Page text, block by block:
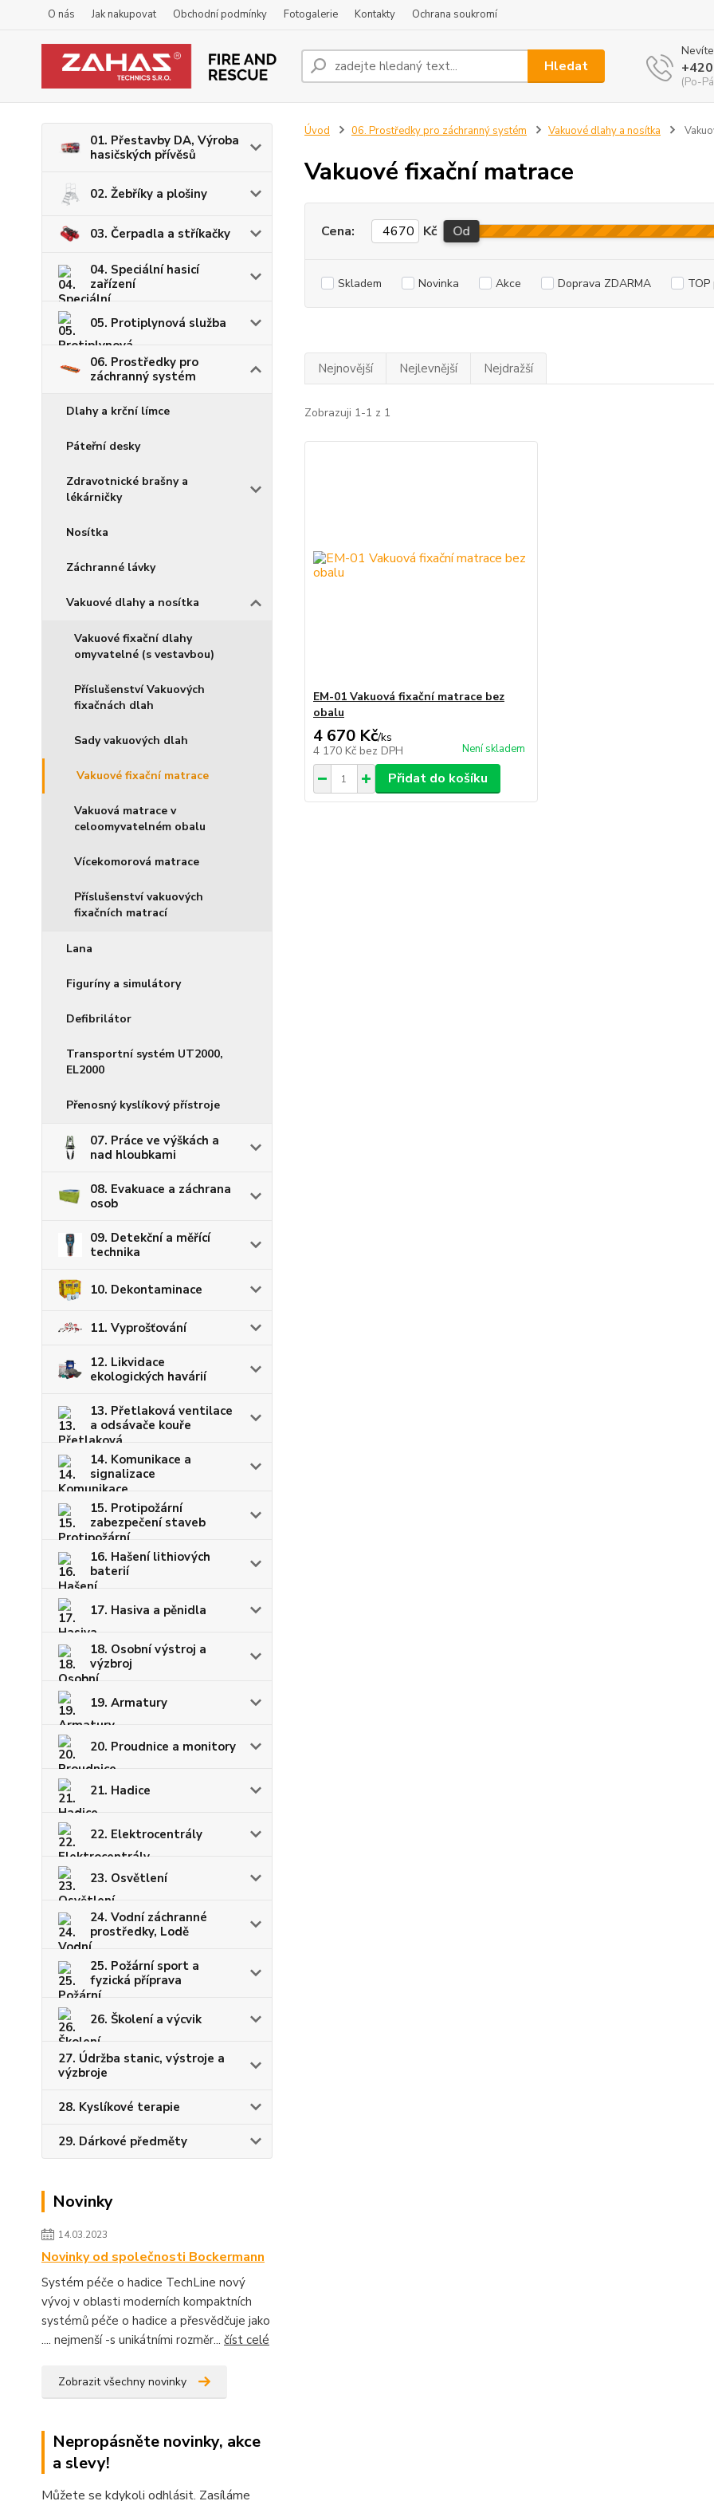
O nás Jak nakupovat Obchodní podmínky Fotogalerie Kontakty Ochrana soukromí
Hledat
(Po-
01. Přestavby DA, Výroba
hasičských přívěsů
02. Žebříky a plošiny
03. Čerpadla a stříkačky
04. Speciální hasicí
zařízení
05. Protiplynová služba
06. Prostředky pro
záchranný systém
Dlahy a krční límce
Páteřní desky
Zdravotnické brašny a
lékárničky
Nosítka
Záchranné lávky
Vakuové dlahy a nosítka
Vakuové fixační dlahy
omyvatelné (s vestavbou)
Příslušenství Vakuových
fixačnách dlah
Sady vakuových dlah
Vakuové fixační matrace
Vakuová matrace v
celoomyvatelném obalu
Vícekomorová matrace
Příslušenství vakuových
fixačních matrací
Lana
Figuríny a simulátory
Defibrilátor
Transportní systém UT2000,
EL2000
Přenosný kyslíkový přístroje
07. Práce ve výškách a
nad hloubkami
08. Evakuace a záchrana
osob
09. Detekční a měřící
technika
10. Dekontaminace
11. Vyprošťování
12. Likvidace
ekologických havárií
13. Přetlaková ventilace
a odsávače kouře
14. Komunikace a
signalizace
15. Protipožární
zabezpečení staveb
16. Hašení lithiových
baterií
17. Hasiva a pěnidla
18. Osobní výstroj a
výzbroj
19. Armatury
20. Proudnice a monitory
21. Hadice
22. Elektrocentrály
23. Osvětlení
24. Vodní záchranné
prostředky, Lodě
25. Požární sport a
fyzická příprava
26. Školení a výcvik
27. Údržba stanic, výstroje a
výzbroje
28. Kyslíkové terapie
29. Dárkové předměty
Novinky
14.03.2023
Novinky od společnosti Bockermann
Systém péče o hadice TechLine nový
vývoj v oblasti moderních kompaktních
systémů péče o hadice a přesvědčuje jako
.... nejmenší -s unikátními rozměr... číst celé
Zobrazit všechny novinky
Nepropásněte novinky, akce
a slevy!
Můžete se kdykoli odhlásit. Zasíláme
Úvod 06. Prostředky pro záchranný systém Vakuové dlahy a nosítka
Vakuové fixační matrace
Cena: Kč Od
Skladem Novinka Akce Doprava ZDARMA
Nejnovější Nejlevnější Nejdražší
Zobrazuji 1-1 z 1
EM-01 Vakuová fixační matrace bez
obalu
4 670 Kč/ks
4 170 Kč bez DPH Není skladem
Přidat do košíku